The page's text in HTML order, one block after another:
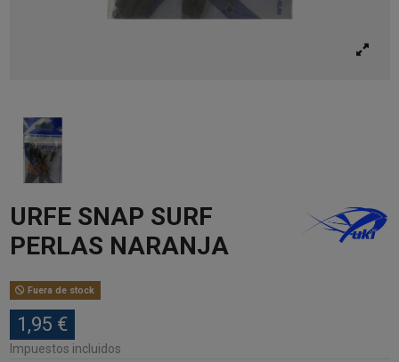
URFE SNAP SURF
PERLAS NARANJA
Fuera de stock
1,95 €
Impuestos incluidos